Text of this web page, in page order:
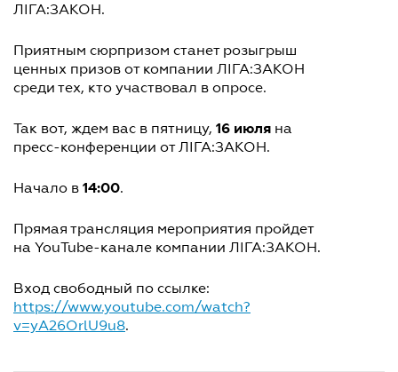
ЛІГА:ЗАКОН.
Приятным сюрпризом станет розыгрыш
ценных призов от компании ЛІГА:ЗАКОН
среди тех, кто участвовал в опросе.
Так вот, ждем вас в пятницу, 16 июля на
пресс-конференции от ЛІГА:ЗАКОН.
Начало в 14:00.
Прямая трансляция мероприятия пройдет
на YouTube-канале компании ЛІГА:ЗАКОН.
Вход свободный по ссылке:
https://www.youtube.com/watch?
v=yA26OrlU9u8.